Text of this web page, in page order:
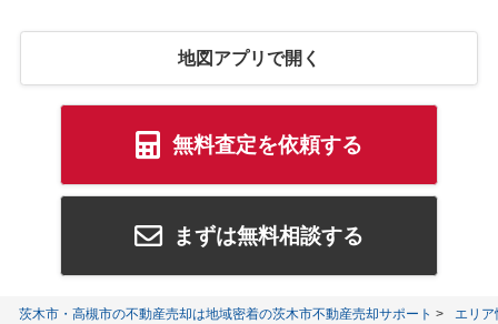
地図アプリで開く
無料査定を依頼する
まずは無料相談する
茨木市・高槻市の不動産売却は地域密着の茨木市不動産売却サポート エリア